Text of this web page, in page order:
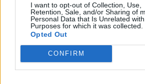
I want to opt-out of Collection, Use,
Retention, Sale, and/or Sharing of
Personal Data that Is Unrelated
Purposes for which it was collected.
Opted Out
CONFIRM
Κατακεραυνώνει τoυς Argo
«Δεν θέλω να τους
ερασιτέχνες»
16:54 @15-05-2016